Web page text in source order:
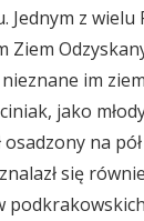
Jednym z
Ziem
im
jako
na
się